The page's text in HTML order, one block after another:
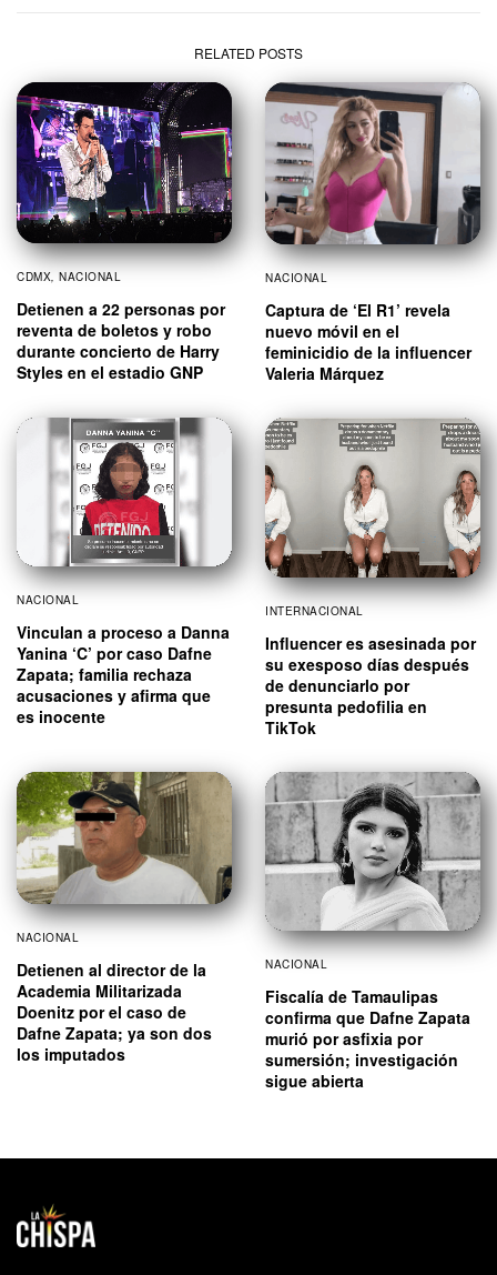
RELATED POSTS
CDMX NACIONAL
Detienen a 22 personas por
reventa de boletos y robo
durante concierto de Harry
Styles en el estadio GNP
NACIONAL
Captura de ‘El R1’ revela
nuevo móvil en el
feminicidio de la influencer
Valeria Márquez
NACIONAL
Vinculan a proceso a Danna
Yanina ‘C’ por caso Dafne
Zapata; familia rechaza
acusaciones y afirma que
es inocente
INTERNACIONAL
Influencer es asesinada por
su exesposo días después
de denunciarlo por
presunta pedofilia en
TikTok
NACIONAL
Detienen al director de la
Academia Militarizada
Doenitz por el caso de
Dafne Zapata; ya son dos
los imputados
NACIONAL
Fiscalía de Tamaulipas
confirma que Dafne Zapata
murió por asfixia por
sumersión; investigación
sigue abierta